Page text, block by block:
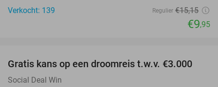
Verkocht: 139
Regulier €15,15
€9,95
Gratis kans op een droomreis t.w.v. €3.000
Social Deal Win